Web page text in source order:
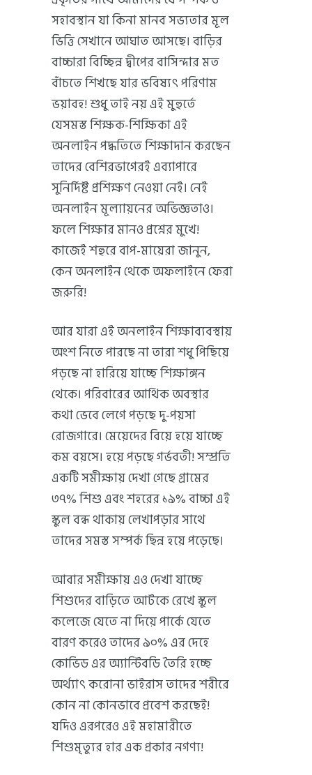
সহাবস্থান যা কিনা মানব সভ্যতার মূল
ভিত্তি সেখানে আঘাত আসছে। বাড়ির
বাচ্চারা বিচ্ছিন্ন দ্বীপের বাসিন্দার মত
বাঁচতে শিখছে যার ভবিষ্যৎ পরিণাম
ভয়াবহ! শুধু তাই নয় এই মুহুর্তে
যেসমস্ত শিক্ষক-শিক্ষিকা এই
অনলাইন পদ্ধতিতে শিক্ষাদান করছেন
তাদের বেশিরভাগেরই এব্যাপারে
সুনির্দিষ্ট প্রশিক্ষণ নেওয়া নেই। নেই
অনলাইন মূল্যায়নের অভিজ্ঞতাও।
ফলে শিক্ষার মানও প্রশ্নের মুখে!
কাজেই শহুরে বাপ-মায়েরা জানুন,
কেন অনলাইন থেকে অফলাইনে ফেরা
জরুরি!
আর যারা এই অনলাইন শিক্ষাব্যবস্থায়
অংশ নিতে পারছে না তারা শধু পিছিয়ে
পড়ছে না হারিয়ে যাচ্ছে শিক্ষাঙ্গন
থেকে। পরিবারের আর্থিক অবস্থার
কথা ভেবে লেগে পড়ছে দু-পয়সা
রোজগারে। মেয়েদের বিয়ে হয়ে যাচ্ছে
কম বয়সে। হয়ে পড়ছে গর্ভবতী! সম্প্রতি
একটি সমীক্ষায় দেখা গেছে গ্রামের
৩৭% শিশু এবং শহরের ১৯% বাচ্চা এই
স্কুল বন্ধ থাকায় লেখাপড়ার সাথে
তাদের সমস্ত সম্পর্ক ছিন্ন হয়ে পড়েছে।
আবার সমীক্ষায় এও দেখা যাচ্ছে
শিশুদের বাড়িতে আটকে রেখে স্কুল
কলেজে যেতে না দিয়ে পার্কে যেতে
বারণ করেও তাদের ৯০% এর দেহে
কোভিড এর অ্যান্টিবডি তৈরি হচ্ছে
অর্থ্যাৎ করোনা ভাইরাস তাদের শরীরে
কোন না কোনভাবে প্রবেশ করছেই!
যদিও এরপরেও এই মহামারীতে
শিশুমৃত্যুর হার এক প্রকার নগণ্য!